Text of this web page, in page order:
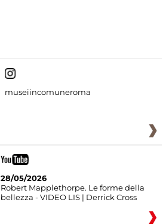
museiincomuneroma
28/05/2026
Robert Mapplethorpe. Le forme della
bellezza - VIDEO LIS | Derrick Cross